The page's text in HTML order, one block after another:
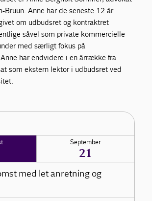
Bruun. Anne har de seneste 12 år
om udbudsret og kontraktret
såvel som private kommercielle
med særligt fokus på
har endvidere i en årrække fra
som ekstern lektor i udbudsret ved
September
21
med let anretning og